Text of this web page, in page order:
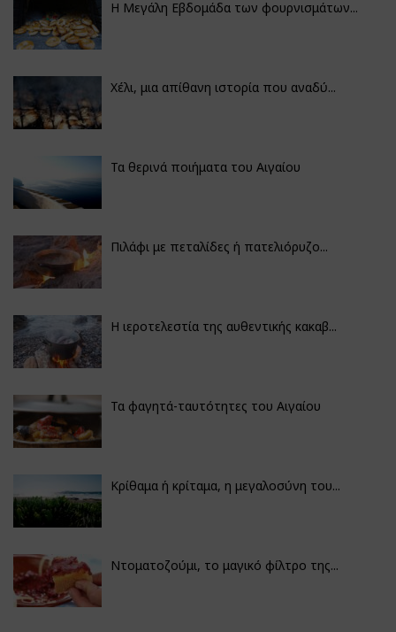
Η Μεγάλη Εβδομάδα των φουρνισμάτων...
Χέλι, μια απίθανη ιστορία που αναδύ...
Τα θερινά ποιήματα του Αιγαίου
Πιλάφι με πεταλίδες ή πατελιόρυζο...
Η ιεροτελεστία της αυθεντικής κακαβ...
Τα φαγητά-ταυτότητες του Αιγαίου
Κρίθαμα ή κρίταμα, η μεγαλοσύνη του...
Ντοματοζούμι, το μαγικό φίλτρο της...